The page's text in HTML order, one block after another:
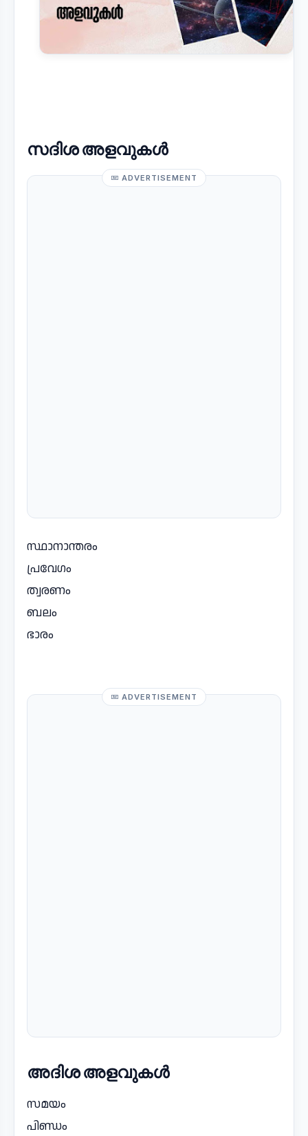
സദിശ അളവുകൾ
ADVERTISEMENT
സ്ഥാനാന്തരം
പ്രവേഗം
ത്വരണം
ബലം
ഭാരം
ADVERTISEMENT
അദിശ അളവുകൾ
സമയം
പിണ്ഡം